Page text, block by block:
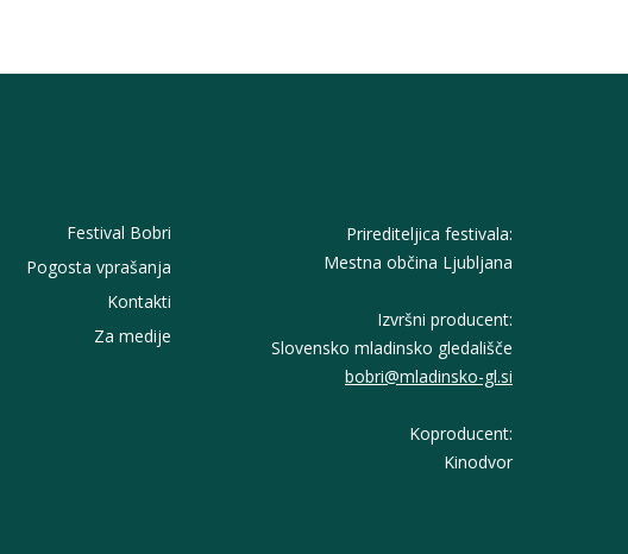
Festival Bobri
Pogosta vprašanja
Kontakti
Za medije
Prirediteljica festivala:
Mestna občina Ljubljana
Izvršni producent:
Slovensko mladinsko gledališče
bobri@mladinsko-gl.si
Koproducent:
Kinodvor